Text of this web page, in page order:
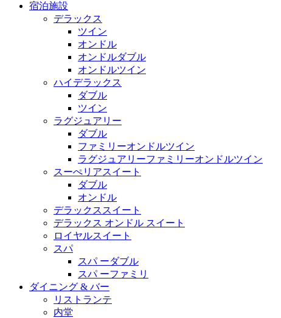
宿泊施設
デラックス
ツイン
オンドル
オンドルダブル
オンドルツイン
ハイデラックス
ダブル
ツイン
ラグジュアリー
ダブル
ファミリーオンドルツイン
ラグジュアリーファミリーオンドルツイン
スーぺリアスイート
ダブル
オンドル
デラックススイート
デラックス オンドル スイート
ロイヤルスイート
スパ
スパ ーダブル
スパ ーファミリ
ダイニング & バー
リストランテ
内堂